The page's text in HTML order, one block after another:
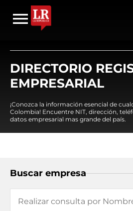
DIRECTORIO
EMPRESARIAL
¡Conozca la información esencial de
Colombia! Encuentre NIT, dirección,
datos empresarial mas grande del país.
Buscar empresa